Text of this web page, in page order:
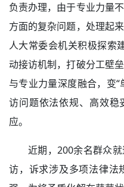
负责办理，由于专业力量
方面的复杂问题，处理起
人大常委会机关积极探索
动接访机制，打破分工壁
与专业力量深度融合，变“
访问题依法依规、高效稳
应。
近期，200余名群众
访，诉求涉及多项法律法